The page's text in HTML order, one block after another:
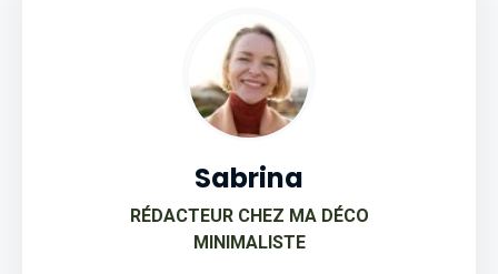
Sabrina
RÉDACTEUR CHEZ MA DÉCO
MINIMALISTE